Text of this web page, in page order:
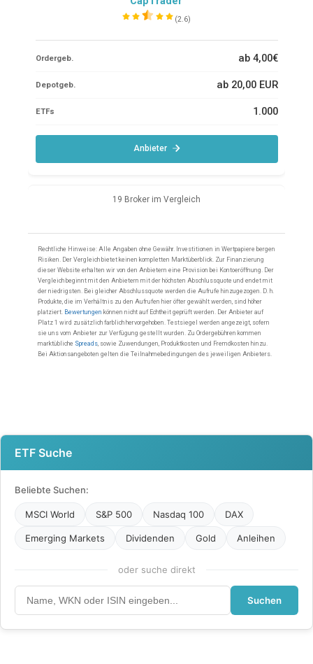
ETF Suche
Beliebte Suchen:
MSCI World S&P 500 Nasdaq 100 DAX
Emerging Markets Dividenden Gold Anleihen
oder suche direkt
Suchen